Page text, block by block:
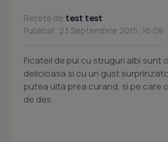
Rețetă de test test
Publicat: 23 Septembrie 2015, 16:08
Ficateii de pui cu struguri albi sunt
delicioasa si cu un gust
putea uita prea curand, si pe care
de des.